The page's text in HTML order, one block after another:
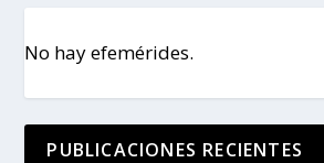
No hay efemérides.
PUBLICACIONES RECIENTES